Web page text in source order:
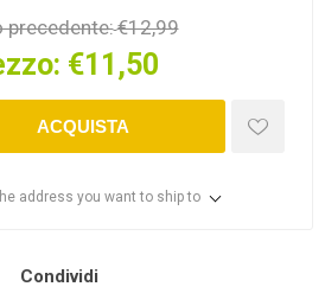
precedente:€12,99
€11,50
ACQUISTA
address you want to ship to
Condividi